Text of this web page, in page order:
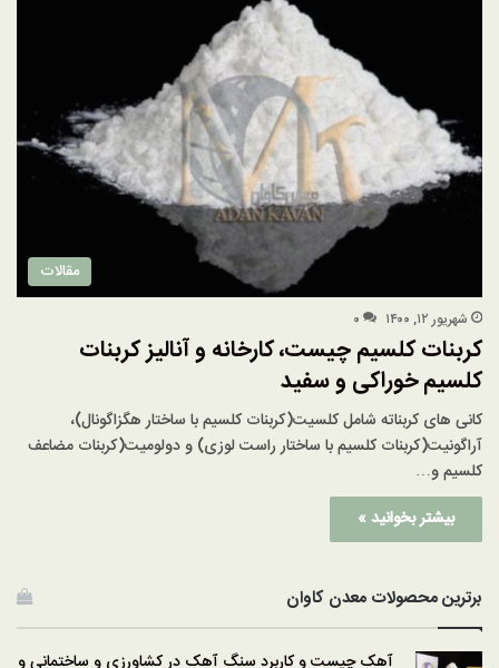
مقالات
شهریور ۱۲, ۱۴۰۰ ۰
کربنات کلسیم چیست، کارخانه و آنالیز کربنات
کلسیم خوراکی و سفید
کانی های کربناته شامل کلسیت(کربنات کلسیم با ساختار هگزاگونال)،
آراگونیت(کربنات کلسیم با ساختار راست لوزی) و دولومیت(کربنات مضاعف
کلسیم و…
بیشتر بخوانید »
برترین محصولات معدن کاوان
آهک چیست و کاربرد سنگ آهک در کشاورزی و ساختمانی و